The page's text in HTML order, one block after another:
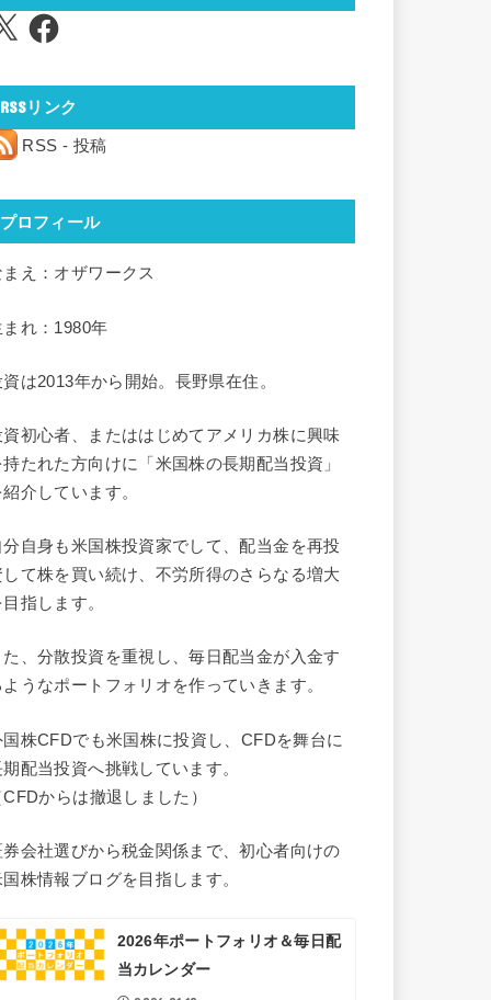
Facebook
RSSリンク
RSS - 投稿
プロフィール
まえ：オザワークス
まれ：1980年
資は2013年から開始。長野県在住。
資初心者、またははじめてアメリカ株に興味
持たれた方向けに「米国株の長期配当投資」
介しています。
分自身も米国株投資家でして、配当金を再投
して株を買い続け、不労所得のさらなる増大
指します。
た、分散投資を重視し、毎日配当金が入金す
ようなポートフォリオを作っていきます。
国株CFDでも米国株に投資し、CFDを舞台に
期配当投資へ挑戦しています。
CFDからは撤退しました）
券会社選びから税金関係まで、初心者向けの
国株情報ブログを目指します。
2026年ポートフォリオ＆毎日配
当カレンダー